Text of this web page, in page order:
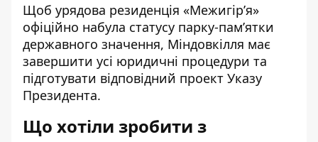
Щоб урядова резиденція «Межигір’я»
офіційно набула статусу парку-пам’ятки
державного значення, Міндовкілля має
завершити усі юридичні процедури та
підготувати відповідний проект Указу
Президента.
Що хотіли зробити з